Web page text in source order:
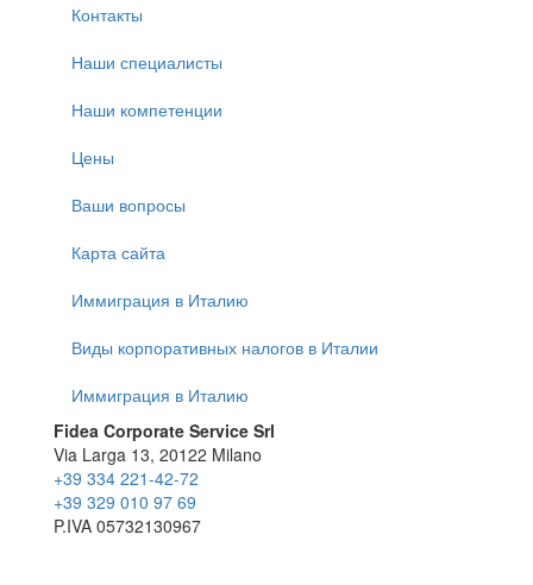
Контакты
Наши специалисты
Наши компетенции
Цены
Ваши вопросы
Карта сайта
Иммиграция в Италию
Виды корпоративных налогов в Италии
Иммиграция в Италию
Fidea Corporate Service Srl
Via Larga 13, 20122 Milano
+39 334 221-42-72
+39 329 010 97 69
P.IVA 05732130967